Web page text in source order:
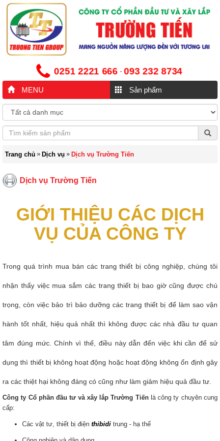
0251 2221 666 -093 232 8734
MENU Sản phẩm
Trang chủ » Dịch vụ » Dịch vụ Trường Tiến
Dịch vụ Trường Tiến
GIỚI THIỆU CÁC DỊCH
VỤ CỦA CÔNG TY
Trong quá trình mua bán các trang thiết bị công nghiệp, chúng tôi
nhận thấy việc mua sắm các trang thiết bị bao giờ cũng được chú
trọng, còn việc bảo trì bảo dưỡng các trang thiết bị để làm sao vận
hành tốt nhất, hiệu quả nhất thì không được các nhà đầu tư quan
tâm đúng mức. Chính vì thế, điều này dẫn đến việc khi cần để sử
dụng thì thiết bị không hoạt động hoặc hoạt động không ổn định gây
ra các thiệt hại không đáng có cũng như làm giảm hiệu quả đầu tư.
Công ty Cổ phần đầu tư và xây lắp Trường Tiến là công ty chuyên cung
cấp:
Các vật tư, thiết bị điện thibidi trung - hạ thế